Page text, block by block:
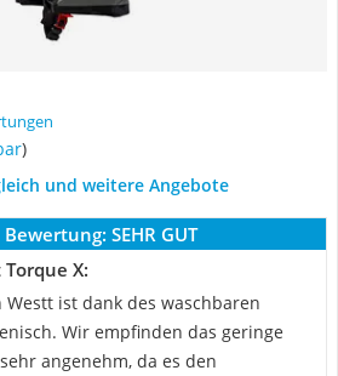
)
und weitere Angebote
Bewertung: SEHR GUT
X:
ist dank des waschbaren
Wir empfinden das geringe
angenehm, da es den